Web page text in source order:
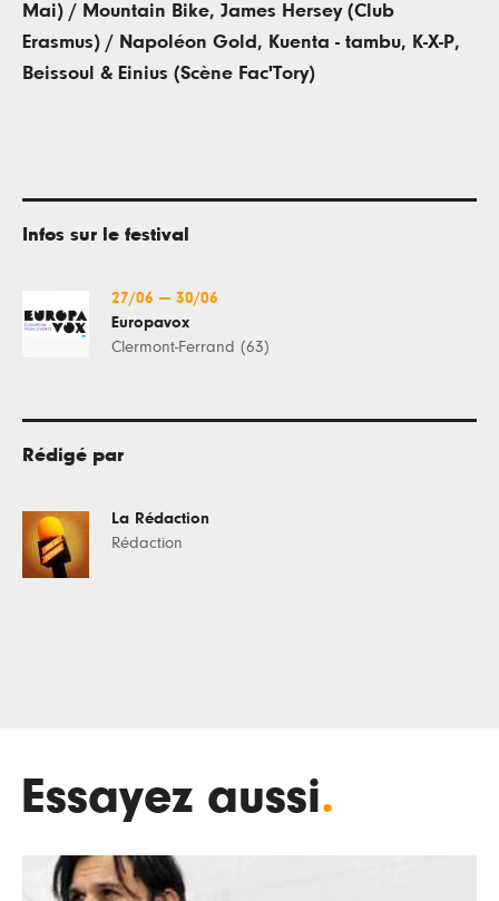
Mai) / Mountain Bike, James Hersey (Club
Erasmus) / Napoléon Gold, Kuenta - tambu, K-X-P,
Beissoul & Einius (Scène Fac'Tory)
Infos sur le festival
27/06 — 30/06
Europavox
Clermont-Ferrand (63)
Rédigé par
La Rédaction
Rédaction
Essayez aussi.